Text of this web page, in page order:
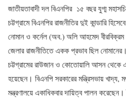
জাতীয়তাবাদী দল বিএনপির ১৫ বছর যুগ্ম
চট্টগ্রামে বিএনপির রাজনীতির দুই কান্ডারি
নোমান ও কর্নেল (অব.) অলি আহমেদ
জেলার রাজনীতিতে একক প্রভাব ছিল
চট্টগ্রামের রাউজান ও কোতোয়ালি আসন থেকে
হয়েছেন। বিএনপি সরকারের মন্ত্রিসভায়
মন্ত্রণালয়ে একাধিকবার দায়িত্ব পালন